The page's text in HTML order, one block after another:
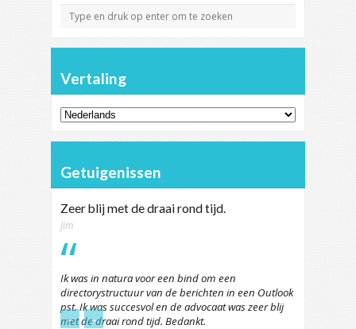
Vertaling
Getuigenissen
Zeer blij met de draai rond tijd.
Jim
Ik was in natura voor een bind om een
directorystructuur van de berichten in een Outlook
pst. Ik was succesvol en de advocaat was zeer blij
met de draai rond tijd. Bedankt.
← →